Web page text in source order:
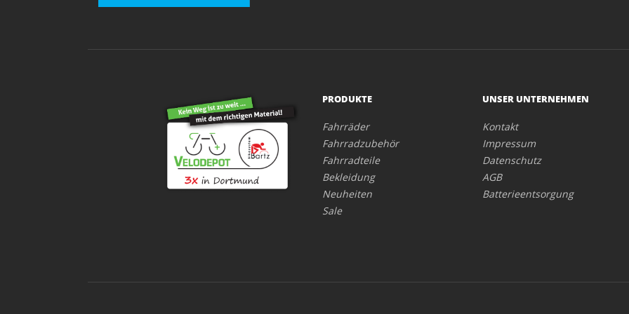
PRODUKTE
Fahrräder
Fahrradzubehör
Fahrradteile
Bekleidung
Neuheiten
Sale
UNSER UNTERNEHMEN
Kontakt
Impressum
Datenschutz
AGB
Batterieentsorgung